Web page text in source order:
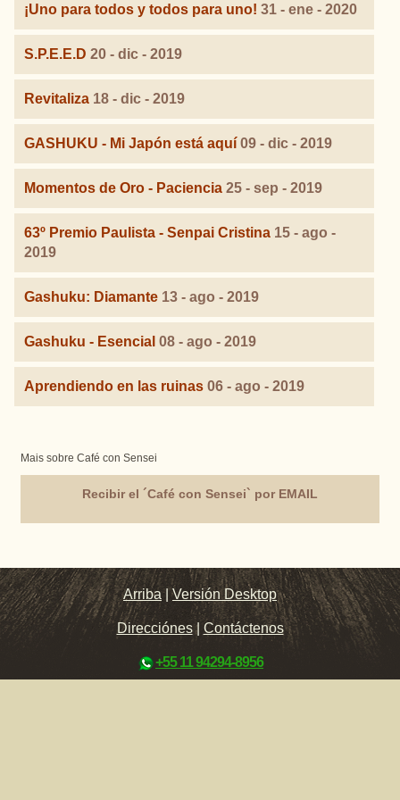
¡Uno para todos y todos para uno! 31 - ene - 2020
S.P.E.E.D 20 - dic - 2019
Revitaliza 18 - dic - 2019
GASHUKU - Mi Japón está aquí 09 - dic - 2019
Momentos de Oro - Paciencia 25 - sep - 2019
63º Premio Paulista - Senpai Cristina 15 - ago -
2019
Gashuku: Diamante 13 - ago - 2019
Gashuku - Esencial 08 - ago - 2019
Aprendiendo en las ruinas 06 - ago - 2019
Mais sobre Café con Sensei
Recibir el ´Café con Sensei` por EMAIL
Arriba |Versión Desktop
Direcciónes| Contáctenos
+55 11 94294-8956